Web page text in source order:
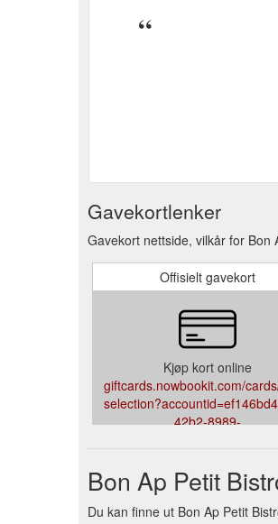
Gavekortlenker
Gavekort nettside, vilkår for Bon
Offisielt gavekort
Kjøp kort online
giftcards.nowbookit.com/
42b2-8989-
Bon Ap Petit
Du kan finne ut Bon Ap Petit